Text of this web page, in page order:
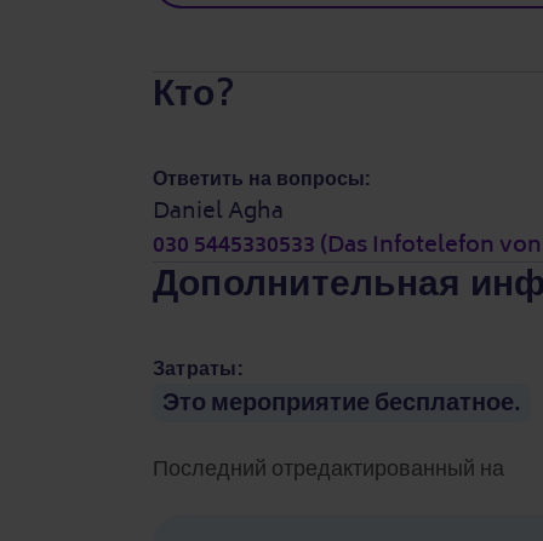
Кто?
Ответить на вопросы:
Daniel Agha
030 5445330533 (Das Infotelefon
Дополнительная
Затраты:
Это мероприятие бесплатное.
Последний отредактированный на